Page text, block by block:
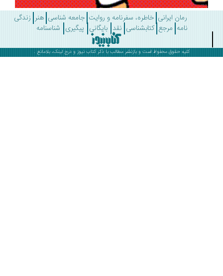
رمان ایرانی خاطره، سفرنامه و روایت جامعه شناسی هنر زندگی
مرجع کتابشناسی نقد بایگانی پیگیری شناسنامه
کلیه حقوق محفوظ است و بازنشر مطالب با ذکرکتاب نیوز و درج لینک، بلامانع .